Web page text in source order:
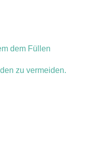
dem Füllen
zu vermeiden.